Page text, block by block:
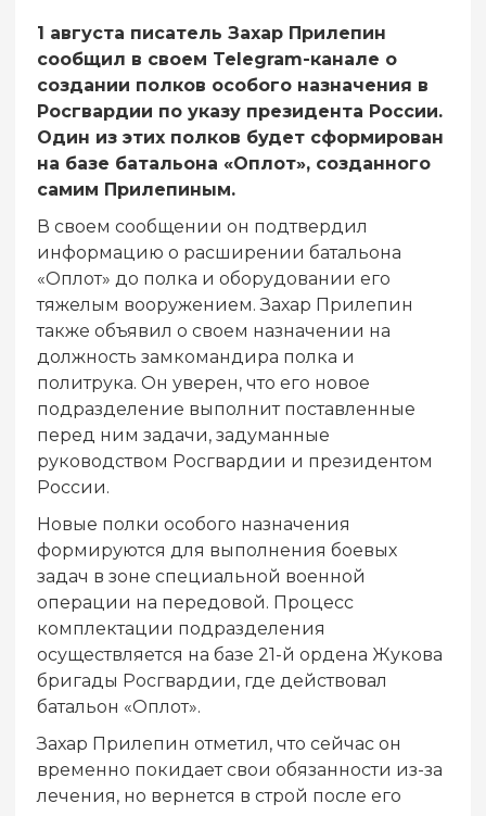
1 августа писатель Захар Прилепин
сообщил в своем Telegram-канале о
создании полков особого назначения в
Росгвардии по указу президента России.
Один из этих полков будет сформирован
на базе батальона «Оплот», созданного
самим Прилепиным.
В своем сообщении он подтвердил
информацию о расширении батальона
«Оплот» до полка и оборудовании его
тяжелым вооружением. Захар Прилепин
также объявил о своем назначении на
должность замкомандира полка и
политрука. Он уверен, что его новое
подразделение выполнит поставленные
перед ним задачи, задуманные
руководством Росгвардии и президентом
России.
Новые полки особого назначения
формируются для выполнения боевых
задач в зоне специальной военной
операции на передовой. Процесс
комплектации подразделения
осуществляется на базе 21-й ордена Жукова
бригады Росгвардии, где действовал
батальон «Оплот».
Захар Прилепин отметил, что сейчас он
временно покидает свои обязанности из-за
лечения, но вернется в строй после его